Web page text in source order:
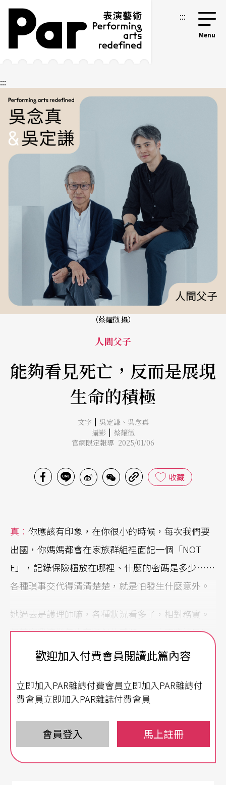
跳到主要內容區塊
網站導覽 :::
:::
（蔡耀徵 攝）
人間父子
能夠看見死亡，反而是展現
生命的積極
文字 | 吳定謙、 吳念真
攝影 | 蔡耀徵
官網限定報導 2025/01/06
收藏
真： 你應該有印象，在你很小的時候，每次我們要
出國，你媽媽都會在家族群組裡面記一個「NOT
E」，記錄保險櫃放在哪裡、什麼的密碼是多少……
各種瑣事交代得清清楚楚，就是怕發生什麼意外。
她過去是護理師嘛，各種狀況看多了，相對務實。
但其實我這幾年也有類似的感慨——人不應該只是
準備好我們的生，也應該思考著死，才不會留下太
謙：你也知道，我從很小的時候就好像與各種死亡
護病房虛弱地喘著，到後來你們到家接到電話，得
知他離開的事實，甚至是戲劇也是。
歡迎加入付費會員閱讀此篇內容
立即加入PAR雜誌付費會員立即加入PAR雜誌付
費會員立即加入PAR雜誌付費會員
會員登入 馬上註冊